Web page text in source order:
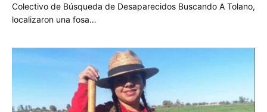
Colectivo de Búsqueda de Desaparecidos Buscando A Tolano,
localizaron una fosa…